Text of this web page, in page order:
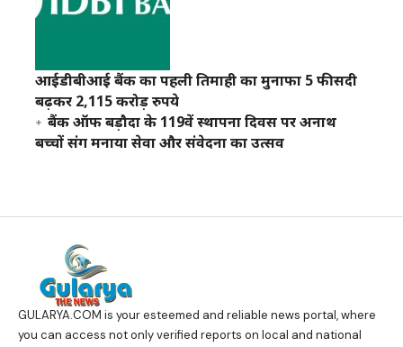
आईडीबीआई बैंक का पहली तिमाही का मुनाफा 5 फीसदी
बढ़कर 2,115 करोड़ रुपये
बैंक ऑफ बड़ौदा के 119वें स्थापना दिवस पर अनाथ
बच्चों संग मनाया सेवा और संवेदना का उत्सव
GULARYA.COM is your esteemed and reliable news portal, where
you can access not only verified reports on local and national